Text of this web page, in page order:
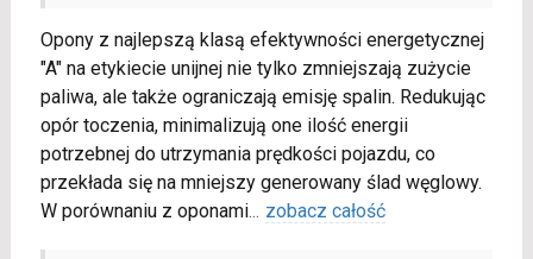
Opony z najlepszą klasą efektywności energetycznej
"A" na etykiecie unijnej nie tylko zmniejszają zużycie
paliwa, ale także ograniczają emisję spalin. Redukując
opór toczenia, minimalizują one ilość energii
potrzebnej do utrzymania prędkości pojazdu, co
przekłada się na mniejszy generowany ślad węglowy.
W porównaniu z oponami... zobacz całość